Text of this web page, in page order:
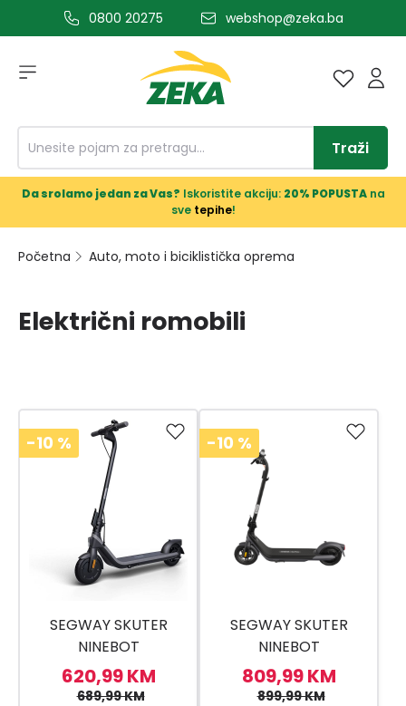
glavni sadržaj0800 20275 webshop@zeka.ba
Traži
Da srolamo jedan za Vas? Iskoristite akciju: 20% POPUSTAna
sve tepihe!
Početna Auto, moto i biciklistička oprema
Električni romobili
-10 %
SEGWAY SKUTER
NINEBOT
KICKSCOOTER E2
620,99 KM
689,99 KM
-10 %
SEGWAY SKUTER
NINEBOT
KICKSCOOTER E2 PRO
809,99 KM
899,99 KM